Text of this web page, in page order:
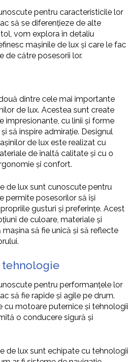
pentru caracteristicile lor
să se diferențieze de alte
vom explora în detaliu
mașinile de lux și care le fac
de către posesorii lor.
dintre cele mai importante
de lux. Acestea sunt create
impresionante, cu linii și forme
să inspire admirație. Designul
de lux este realizat cu
de înaltă calitate și cu o
și confort.
de lux sunt cunoscute pentru
permite posesorilor să își
gusturi și preferințe. Acest
de culoare, materiale și
să fie unică și să reflecte
tehnologie
pentru performanțele lor
să fie rapide și agile pe drum.
cu motoare puternice și tehnologii
o conducere sigură și
de lux sunt echipate cu tehnologii